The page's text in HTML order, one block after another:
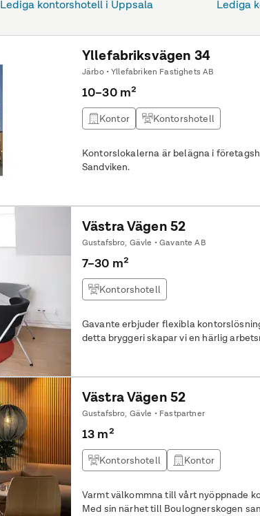
Lediga kontorshotell i Uppsala Lediga
Yllefabriksvägen 34
Järbo • Yllefabriken Fastighets AB
10–30 m²
Kontor Kontorshotell
Kontorslokalerna är belägna i
Sandviken.
Västra Vägen 52
Gustafsbro, Gävle • Gavante AB
7–30 m²
Kontorshotell
Gavante erbjuder flexibla
detta bryggeri skapar vi en härlig
Västra Vägen 52
Gustafsbro, Gävle • Fastpartner
13 m²
Kontorshotell Kontor
Varmt välkommna till vårt nyöppnade
Med sin närhet till Boulognerskogen